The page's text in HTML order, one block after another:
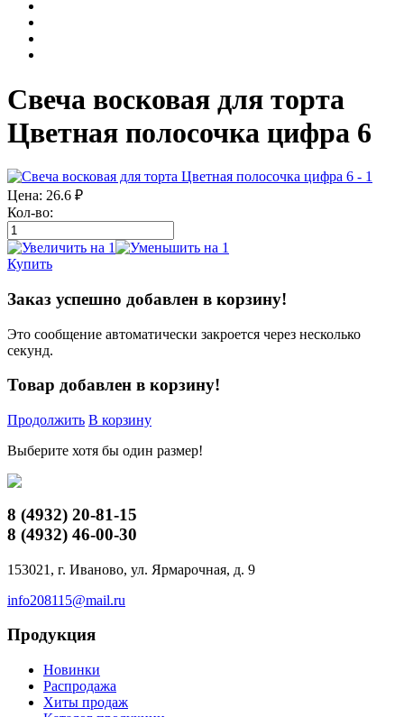
Свеча восковая для торта
Цветная полосочка цифра 6
Цена: 26.6 ₽
Кол-во:
Купить
Заказ успешно добавлен в корзину!
Это сообщение автоматически закроется через несколько
секунд.
Товар добавлен в корзину!
Продолжить В корзину
Выберите хотя бы один размер!
8 (4932) 20-81-15
8 (4932) 46-00-30
153021, г. Иваново, ул. Ярмарочная, д. 9
info208115@mail.ru
Продукция
Новинки
Распродажа
Хиты продаж